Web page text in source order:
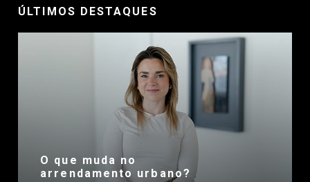
ÚLTIMOS DESTAQUES
O que muda no
arrendamento urbano?